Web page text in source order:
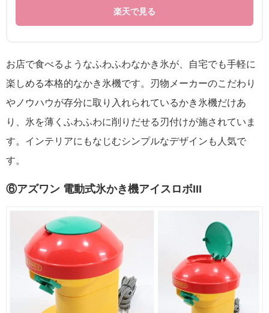
楽天で見る
お店で食べるようなふわふわなかき氷が、自宅でも手軽に
楽しめる本格的なかき氷機です。刃物メーカーのこだわり
やノウハウが存分に取り入れられているかき氷機だけあ
り、氷を薄くふわふわに削りだせる刃付けが施されていま
す。インテリアにもなじむシンプルなデザインも人気で
す。
⑥アズワン 電動式氷かき機アイスロボIII